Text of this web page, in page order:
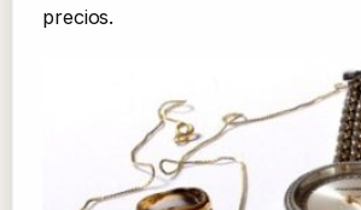
precios.